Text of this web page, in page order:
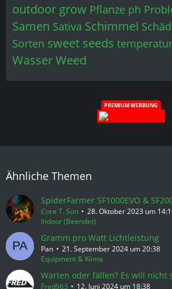
outdoor grow Pflanze ph
Samen Sativa Schimmel
Sorten sweet seeds temperatur
WasserWeed
PREMIUM WERBUNG
Ähnliche Themen
SpiderFarmer SF1000EVO &
Core T. Son
28. Oktober 2023 um
Indoor (Beendet)
Gramm pro Watt Lichtleistung
Pan
21. September 2024 um 20:38
Equipment & Klima
Warten oder fällen? Es will nicht
Fred963
12. Juni 2024 um 18:38